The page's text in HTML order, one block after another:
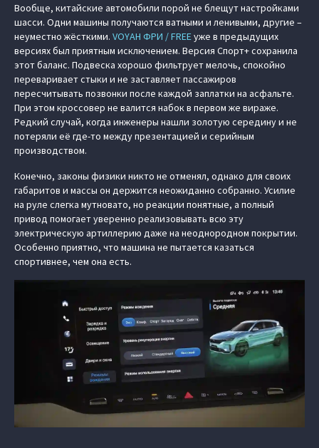
Вообще, китайские автомобили порой не блещут настройками
шасси. Одни машины получаются ватными и ленивыми, другие –
неуместно жёсткими. VOYAH ФРИ / FREEуже в предыдущих
версиях был приятным исключением. Версия Спорт+ сохранила
этот баланс. Подвеска хорошо фильтрует мелочь, спокойно
переваривает стыки и не заставляет пассажиров
пересчитывать позвонки после каждой заплатки на асфальте.
При этом кроссовер не валится набок в первом же вираже.
Редкий случай, когда инженеры нашли золотую середину и не
потеряли её где-то между презентацией и серийным
производством.
Конечно, законы физики никто не отменял, однако для своих
габаритов и массы он держится неожиданно собранно. Усилие
на руле слегка мутновато, но реакции понятные, а полный
привод помогает уверенно реализовывать всю эту
электрическую артиллерию даже на неоднородном покрытии.
Особенно приятно, что машина не пытается казаться
спортивнее, чем она есть.